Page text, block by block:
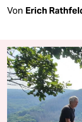
Von Erich